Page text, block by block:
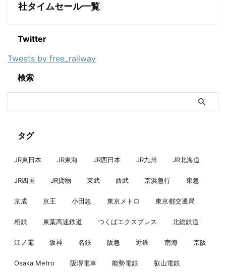
社タイムセール一覧
Twitter
Tweets by free_railway
検索
タグ
JR東日本 JR東海 JR西日本 JR九州 JR北海道
JR四国 JR貨物 東武 西武 京浜急行 東急
京成 京王 小田急 東京メトロ 東京都交通局
相鉄 東葉高速鉄道 つくばエクスプレス 北総鉄道
江ノ電 阪神 名鉄 阪急 近鉄 南海 京阪
Osaka Metro 阪堺電車 能勢電鉄 叡山電鉄